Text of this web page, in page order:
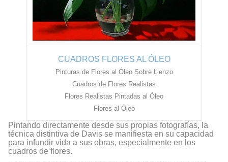
CUADROS FLORES AL ÓLEO
Pinturas de Flores al Óleo Sobre Lienzo
Cuadros de Flores Realistas
Flores Realistas Pintadas al Óleo
Flores al Óleo
Pintando directamente desde sus propias fotografías, la
técnica distintiva de Davis se manifiesta en su capacidad
para infundir vida a sus obras, especialmente en los
cuadros de flores.